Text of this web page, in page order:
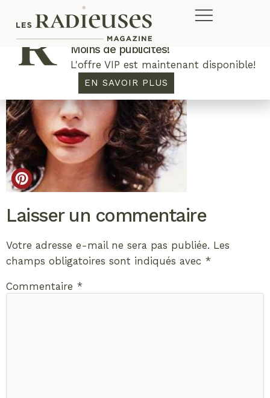
Laisser un commentaire
Votre adresse e-mail ne sera pas publiée. Les
champs obligatoires sont indiqués avec *
Commentaire *
Plus de concours. Plus de rabais.
Moins de publicités!
L'offre VIP est maintenant disponible!
EN SAVOIR PLUS